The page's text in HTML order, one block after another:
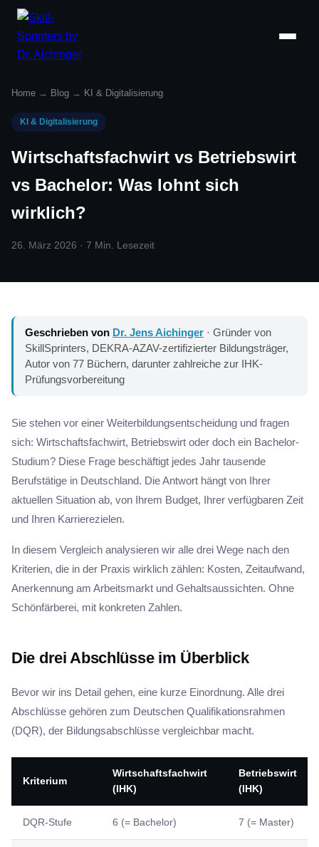
Home → Blog → KI & Digitalisierung
KI & Digitalisierung
Wirtschaftsfachwirt vs Betriebswirt
vs Bachelor: Was lohnt sich
wirklich?
26. März 2026 · 7 Min. Lesezeit
Geschrieben von Dr. Jens Aichinger · Gründer von
SkillSprinters, DEKRA-AZAV-zertifizierter Bildungsträger,
Autor von 77 Büchern, darunter zahlreiche zur IHK-
Prüfungsvorbereitung
Sie stehen vor einer Weiterbildungsentscheidung und fragen
sich: Wirtschaftsfachwirt, Betriebswirt oder doch ein Bachelor-
Studium? Diese Frage beschäftigt jedes Jahr tausende
Berufstätige in Deutschland. Die Antwort hängt von Ihrer
aktuellen Situation ab, von Ihrem Budget, Ihrer verfügbaren Zeit
und Ihren Karrierezielen.
In diesem Vergleich analysieren wir alle drei Wege nach den
Kriterien, die in der Praxis wirklich zählen: Kosten, Zeitaufwand,
Anerkennung am Arbeitsmarkt und Gehaltsaussichten. Ohne
Schönfärberei, mit konkreten Zahlen.
Die drei Abschlüsse im Überblick
Bevor wir ins Detail gehen, eine kurze Einordnung. Alle drei
Abschlüsse gehören zum Deutschen Qualifikationsrahmen
(DQR), der Bildungsabschlüsse vergleichbar macht.
Kriterium
Wirtschaftsfachwirt
(IHK)
Betriebswirt
(IHK)
DQR-Stufe 6 (= Bachelor) 7 (= Master)